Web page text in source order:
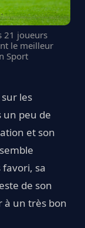
21 joueurs
le meilleur
Sport
les
un peu de
et son
sa
de son
à un très bon